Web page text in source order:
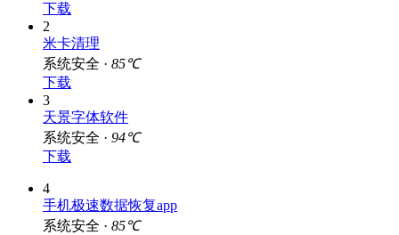
下载
2
米卡清理
系统安全 · 85℃
下载
3
天景字体软件
系统安全 · 94℃
下载
4
手机极速数据恢复app
系统安全 · 85℃